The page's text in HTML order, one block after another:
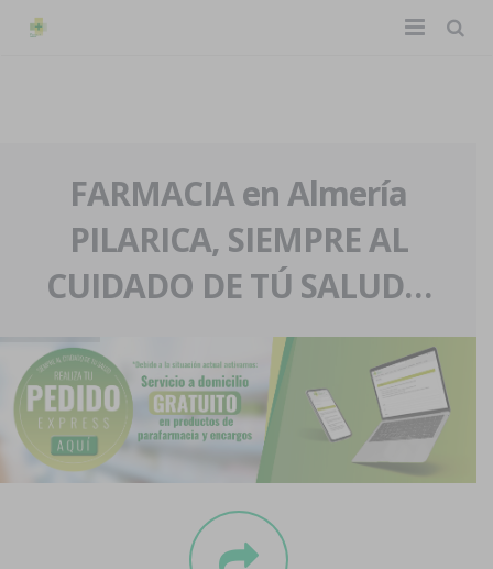
La farmacia
Nuestra historia
Nuestro equipo
Eventos
Servicios y reservas
Pedidos express
Blog
Contacto
Boletín
FARMACIA en Almería
PILARICA, SIEMPRE AL
CUIDADO DE TÚ SALUD…